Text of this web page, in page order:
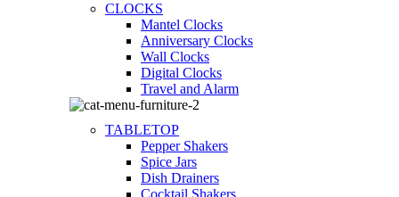
CLOCKS
Mantel Clocks
Anniversary Clocks
Wall Clocks
Digital Clocks
Travel and Alarm
TABLETOP
Pepper Shakers
Spice Jars
Dish Drainers
Сocktail Shakers